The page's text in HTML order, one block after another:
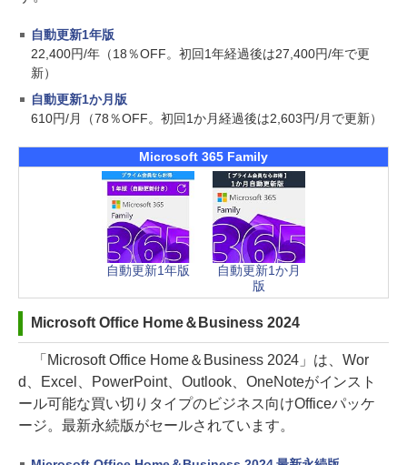
自動更新1年版
22,400円/年（18％OFF。初回1年経過後は27,400円/年で更
新）
自動更新1か月版
610円/月（78％OFF。初回1か月経過後は2,603円/月で更新）
Microsoft 365 Family
自動更新1年版
自動更新1か月
版
Microsoft Office Home＆Business 2024
「Microsoft Office Home＆Business 2024」は、Wor
d、Excel、PowerPoint、Outlook、OneNoteがインスト
ール可能な買い切りタイプのビジネス向けOfficeパッケ
ージ。最新永続版がセールされています。